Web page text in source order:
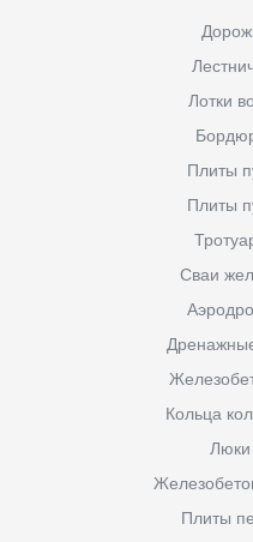
Лотки
Плиты
Плиты
Сваи
Кольца
Люки
Плиты